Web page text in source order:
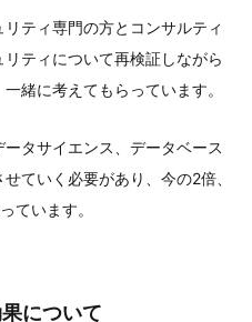
ティ専門の方とコンサルティ
ティについて再検証しながら
緒に考えてもらっています。
タサイエンス、データベース
ていく必要があり、今の2倍、
ています。
について